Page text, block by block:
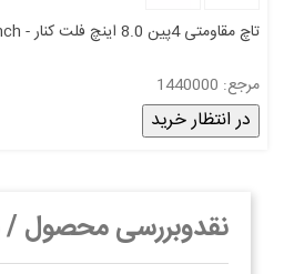
تاچ مقاومتی 4پین 8.0 اینچ فلت کنار - touch screen 8 inch
مرجع: 1440000
در انتظار خرید
نقدوبررسی محصول